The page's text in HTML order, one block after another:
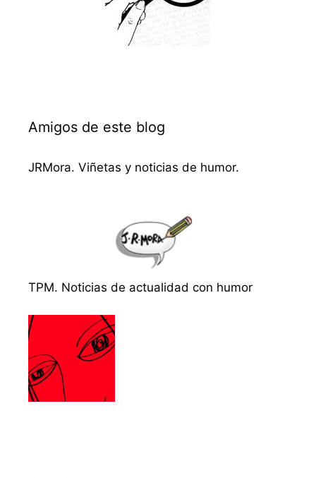
Amigos de este blog
JRMora. Viñetas y noticias de humor.
TPM. Noticias de actualidad con humor